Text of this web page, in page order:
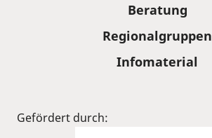
Beratung
Regionalgruppen
Infomaterial
Gefördert durch: